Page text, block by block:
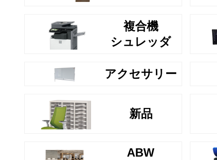
複合機
シュレッダ
アクセサリー
新品
ABW